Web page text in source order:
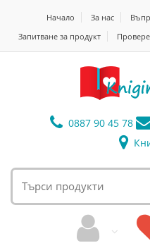
Начало За нас
Запитване за продукт
0887 90 45 78